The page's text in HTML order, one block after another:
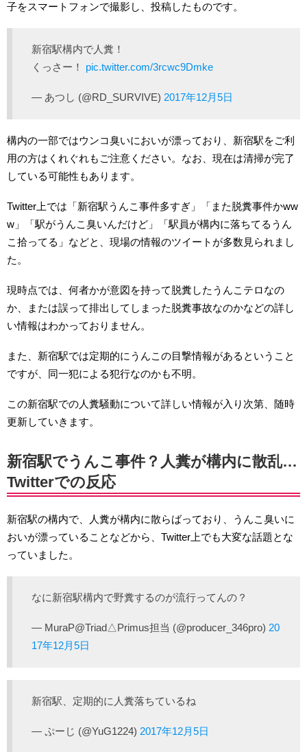
子をスマートフォンで撮影し、投稿したものです。
新宿駅構内で人糞！
くっさー！ pic.twitter.com/3rcwc9Dmke
— あつし (@RD_SURVIVE) 2017年12月5日
構内の一部ではウンコ臭いにおいが漂っており、新宿駅をご利
用の方はくれぐれもご注意ください。なお、現在は清掃が完了
している可能性もあります。
Twitter上では「新宿駅うんこ事件多すぎ」「また脱糞事件かww
w」「駅がうんこ臭いんだけど」「駅員が構内に落ちてるうん
こ拾ってる」などと、現場の情報のツイートが多数見られまし
た。
現時点では、何者かが意図を持って脱糞したうんこテロなの
か、または誤って排出してしまった脱糞事故なのかなどの詳し
い情報はわかっておりません。
また、新宿駅では定期的にうんこの目撃情報があるということ
ですが、同一犯による犯行なのかも不明。
この新宿駅での人糞騒動について詳しい情報が入り次第、随時
更新していきます。
新宿駅でうんこ事件？人糞が構内に散乱…
Twitterでの反応
新宿駅の構内で、人糞が構内に散らばっており、うんこ臭いに
おいが漂っていることなどから、Twitter上でも大変な話題とな
っていました。
なに新宿駅構内で野糞するのが流行ってんの？
— MuraP@Triad△Primus担当 (@producer_346pro) 20
17年12月5日
新宿駅、定期的に人糞落ちているね
— ぷーじ (@YuG1224) 2017年12月5日